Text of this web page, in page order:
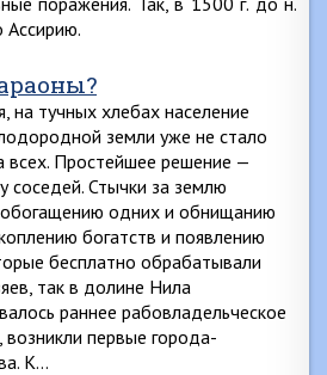
Ассирию.
на тучных хлебах население
земли уже не стало
всех. Простейшее решение —
соседей. Стычки за землю
обогащению одних и обнищанию
богатств и появлению
бесплатно обрабатывали
так в долине Нила
раннее рабовладельческое
первые города-
К…